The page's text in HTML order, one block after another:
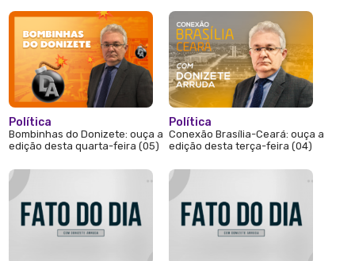
Política
Bombinhas do Donizete: ouça a
edição desta quarta-feira (05)
Política
Conexão Brasília-Ceará: ouça a
edição desta terça-feira (04)